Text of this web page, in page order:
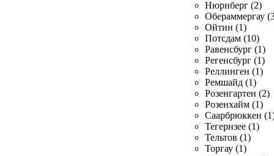
Нюрнберг (2)
Обераммергау
Ойтин (1)
Потсдам (10)
Равенсбург (1)
Регенсбург (1)
Реллинген (1)
Ремшайд (1)
Розенгартен (2)
Розенхайм (1)
Саарбрюккен
Тегернзее (1)
Тельтов (1)
Торгау (1)